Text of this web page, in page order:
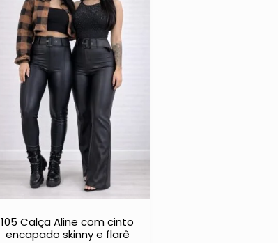
105 Calça Aline com cinto
encapado skinny e flarê